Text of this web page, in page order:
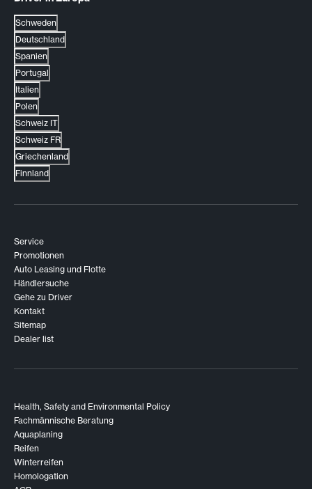
Schweden
Deutschland
Spanien
Portugal
Italien
Polen
Schweiz IT
Schweiz FR
Griechenland
Finnland
Service
Promotionen
Auto Leasing und Flotte
Händlersuche
Gehe zu Driver
Kontakt
Sitemap
Dealer list
Health, Safety and Environmental Policy
Fachmännische Beratung
Aquaplaning
Reifen
Winterreifen
Homologation